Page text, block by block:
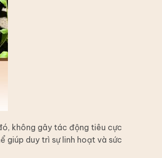
không gây tác động tiêu cực
giúp duy trì sự linh hoạt và sức